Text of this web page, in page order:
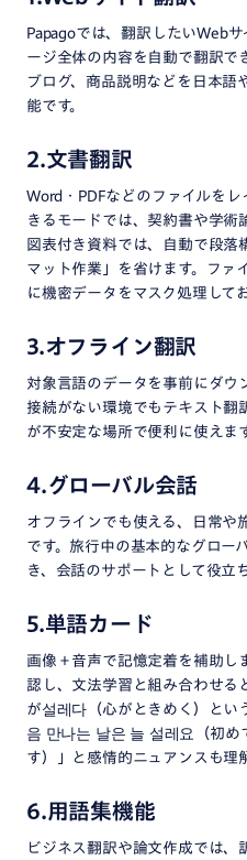
Papagoでは、翻訳したいWeb
ージ全体の内容を自動で翻訳で
ブログ、商品説明などを日本語
能です。
2.文書翻訳
Word・PDFなどのファイルを
きるモードでは、契約書や学術
図表付き資料では、自動で段落
マット作業」を省けます。ファ
に機密データをマスク処理して
3.オフライン翻訳
対象言語のデータを事前にダウ
接続がない環境でもテキスト翻
が不安定な場所で便利に使えます
4.グローバル会話
オフラインでも使える、日常や
です。旅行中の基本的なグロー
き、会話のサポートとして役立ち
5.単語カード
画像＋音声で記憶定着を補助し
認し、文法学習と組み合わせる
が설레다 （心がときめく）とい
음 만나는 날은 늘 설레요 （初
す）」と感情的ニュアンスも理
6.用語集機能
ビジネス翻訳や論文作成では、